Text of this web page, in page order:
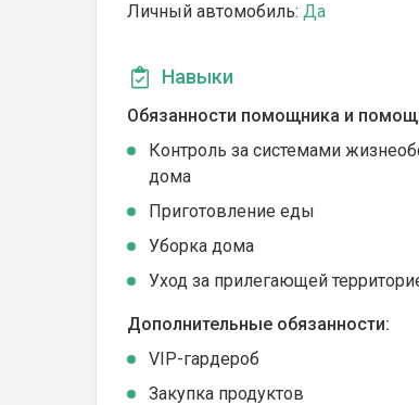
Личный автомобиль: Да
Навыки
Обязанности помощника и
Контроль за системами
дома
Приготовление еды
Уборка дома
Уход за прилегающей
Дополнительные обязанности:
VIP-гардероб
Закупка продуктов